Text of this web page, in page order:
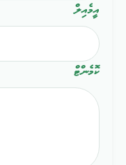
އީމެއިލް
ކޮމެންޓް